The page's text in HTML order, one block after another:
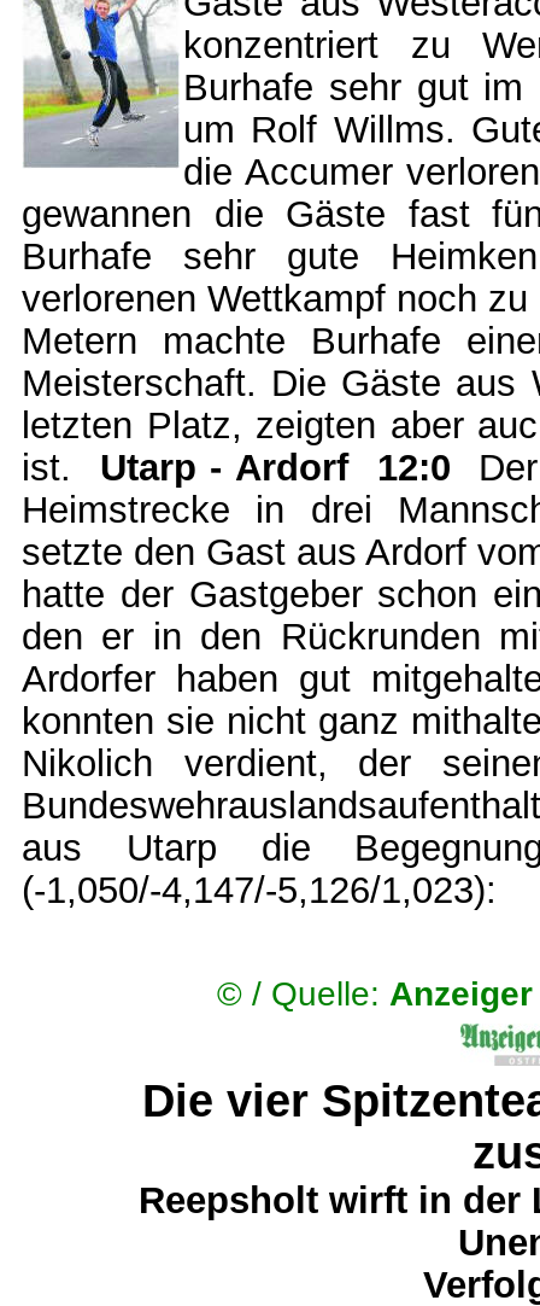
konzentriert zu
Burhafe sehr gut im
um Rolf Willms.
die Accumer
gewannen die Gäste fast
Burhafe sehr gute
verlorenen Wettkampf noch
Metern machte Burhafe
Meisterschaft. Die Gäste aus
letzten Platz, zeigten aber
ist. Utarp - Ardorf 12:0
Heimstrecke in drei
setzte den Gast aus Ardorf
hatte der Gastgeber schon
den er in den Rückrunden
Ardorfer haben gut
konnten sie nicht ganz
Nikolich verdient, der
aus Utarp die
(-1,050/-4,147/-5,126/1,023):
© / Quelle:
Die vier
Reepsholt wirft in der